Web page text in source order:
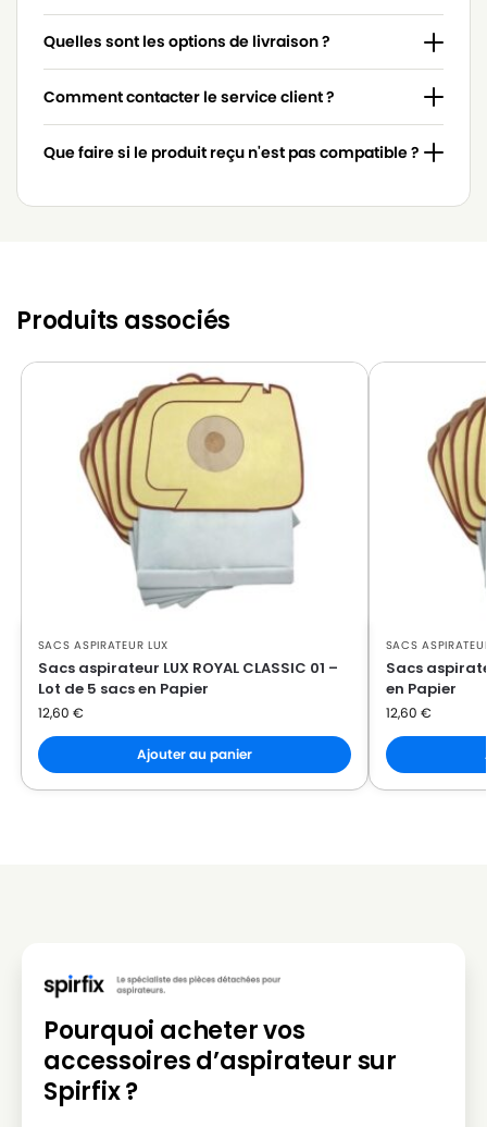
LUX
LUX D745
Quelles sont les options de livraison ?
Comment contacter le service client ?
Que faire si le produit reçu n'est pas compatible ?
Produits associés
SACS ASPIRATEUR LUX
Sacs aspirateur LUX ROYAL CLASSIC 01 –
Lot de 5 sacs en Papier
12,60 €
Ajouter au panier
SACS
Sacs
en Papier
12,60 €
Pourquoi acheter vos
accessoires d’aspirateur sur
Spirfix ?